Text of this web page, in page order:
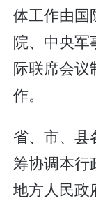
体工作由国
院、中央军
际联席会议
作。
省、市、县
筹协调本行
地方人民政